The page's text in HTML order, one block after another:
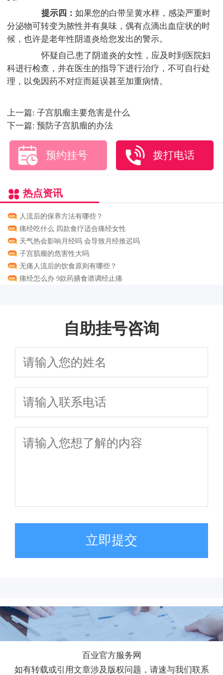
提示四： 如果您的白带呈黄水样，感染严重时
分泌物可转变为脓性并有臭味，偶有点滴出血症状的时
候，也许是老年性阴道炎给您发出的警示。
怀疑自己患了阴道炎的女性，应及时到医院妇
科进行检查，并在医生的指导下进行治疗，不可自行处
理，以免因药不对症而延误甚至加重病情。
上一篇: 子宫肌瘤主要危害是什么
下一篇: 预防子宫肌瘤的办法
预约挂号 拨打电话
热点资讯
人流后的保养方法有哪些？
痛经吃什么 四款食疗适合痛经女性
天气热会影响月经吗 会导致月经推迟吗
子宫肌瘤的危害性大吗
无痛人流后的饮食原则有哪些？
痛经怎么办 9款药膳食谱调经止痛
自助挂号咨询
立即提交
百业官方服务网
如有转载或引用文章涉及版权问题，请速与我们联系